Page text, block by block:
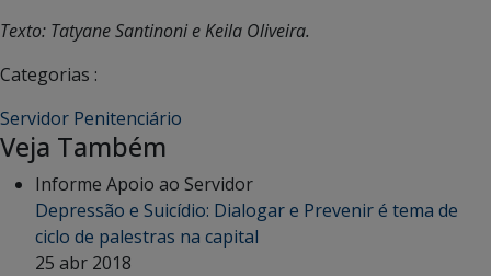
Texto: Tatyane Santinoni e Keila Oliveira.
Categorias :
Servidor Penitenciário
Veja Também
Informe Apoio ao Servidor
Depressão e Suicídio: Dialogar e Prevenir é tema de
ciclo de palestras na capital
25 abr 2018